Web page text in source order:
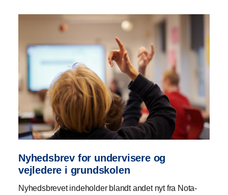
Nyhedsbrev for undervisere og
vejledere i grundskolen
Nyhedsbrevet indeholder blandt andet nyt fra Nota-